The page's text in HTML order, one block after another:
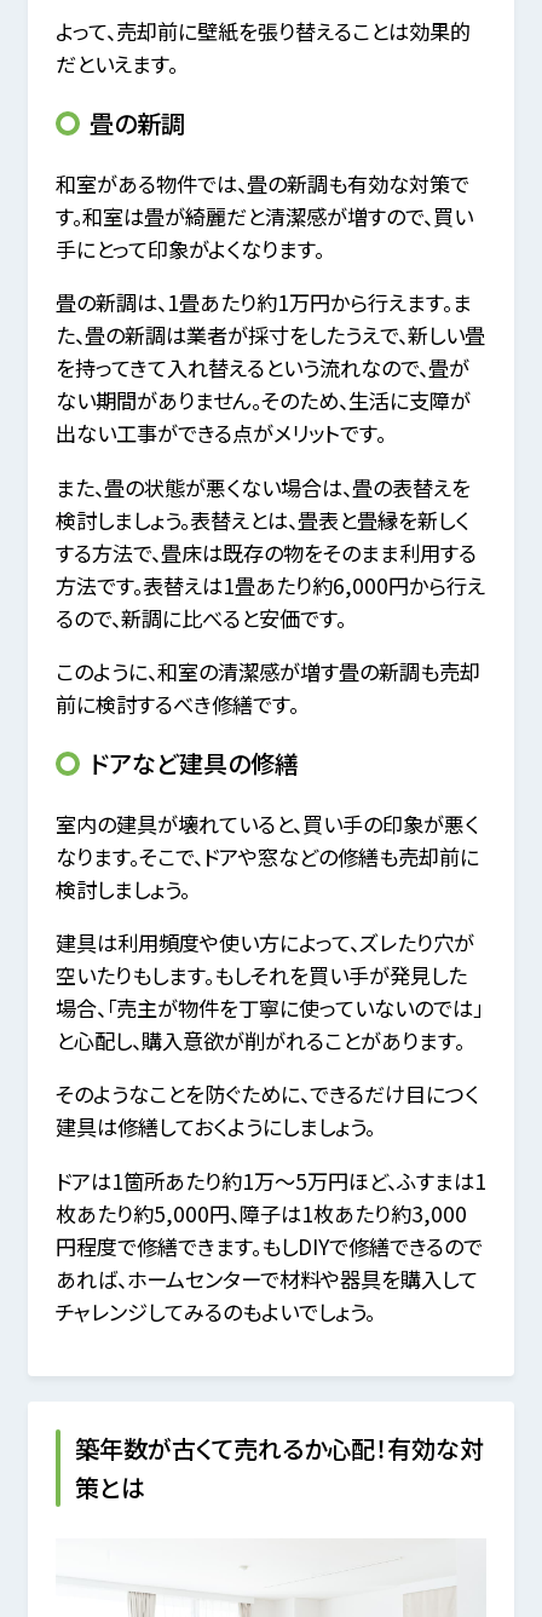
よって、売却前に壁紙を張り替えることは効果的
だといえます。
畳の新調
和室がある物件では、畳の新調も有効な対策で
す。和室は畳が綺麗だと清潔感が増すので、買い
手にとって印象がよくなります。
畳の新調は、1畳あたり約1万円から行えます。ま
た、畳の新調は業者が採寸をしたうえで、新しい畳
を持ってきて入れ替えるという流れなので、畳が
ない期間がありません。そのため、生活に支障が
出ない工事ができる点がメリットです。
また、畳の状態が悪くない場合は、畳の表替えを
検討しましょう。表替えとは、畳表と畳縁を新しく
する方法で、畳床は既存の物をそのまま利用する
方法です。表替えは1畳あたり約6,000円から行え
るので、新調に比べると安価です。
このように、和室の清潔感が増す畳の新調も売却
前に検討するべき修繕です。
ドアなど建具の修繕
室内の建具が壊れていると、買い手の印象が悪く
なります。そこで、ドアや窓などの修繕も売却前に
検討しましょう。
建具は利用頻度や使い方によって、ズレたり穴が
空いたりもします。もしそれを買い手が発見した
場合、「売主が物件を丁寧に使っていないのでは」
と心配し、購入意欲が削がれることがあります。
そのようなことを防ぐために、できるだけ目につく
建具は修繕しておくようにしましょう。
ドアは1箇所あたり約1万〜5万円ほど、ふすまは1
枚あたり約5,000円、障子は1枚あたり約3,000
円程度で修繕できます。もしDIYで修繕できるので
あれば、ホームセンターで材料や器具を購入して
チャレンジしてみるのもよいでしょう。
築年数が古くて売れるか心配！有効な対
策とは